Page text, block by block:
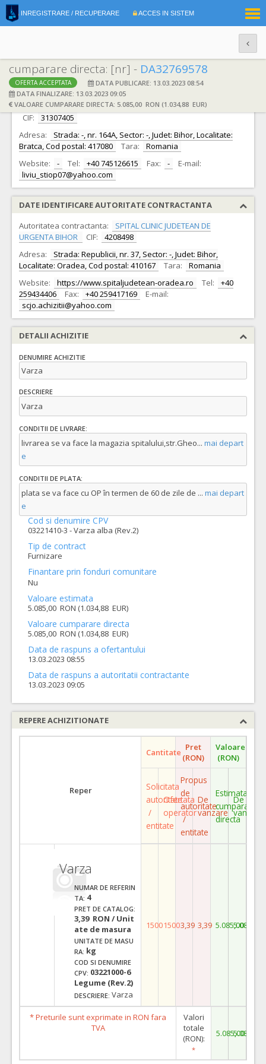
INREGISTRARE / RECUPERARE ACCES IN SISTEM
cumparare directa: [nr] - DA32769578
OFERTA ACCEPTATA
DATA PUBLICARE: 13.03.2023 08:54
DATA FINALIZARE: 13.03.2023 09:05
VALOARE CUMPARARE DIRECTA: 5.085,00 RON (1.034,88 EUR)
DATE IDENTIFICARE OFERTANT
Ofertant: STIOP LIVIU CRISTIN INTREPRINDERE INDIVIDUALA -
CIF:
31307405
Adresa:
Strada: -, nr. 164A, Sector: -, Judet: Bihor, Localitate:
Bratca, Cod postal: 417080
Tara:
Romania
Website:
- Tel: +40 745126615 Fax: -
E-mail:
liviu_stiop07@yahoo.com
DATE IDENTIFICARE AUTORITATE CONTRACTANTA
Autoritatea contractanta:
SPITAL CLINIC JUDETEAN DE
URGENTA BIHOR
CIF:
4208498
Adresa:
Strada: Republicii, nr. 37, Sector: -, Judet: Bihor,
Localitate: Oradea, Cod postal: 410167
Tara:
Romania
Website:
https://www.spitaljudetean-oradea.ro Tel:
+40
259434406
Fax: +40 259417169
E-mail:
scjo.achizitii@yahoo.com
DETALII ACHIZITIE
DENUMIRE ACHIZITIE
Varza
DESCRIERE
Varza
CONDITII DE LIVRARE:
livrarea se va face la magazia spitalului,str.Gheo... mai depart
e
CONDITII DE PLATA:
plata se va face cu OP în termen de 60 de zile de ... mai depart
e
Cod si denumire CPV
03221410-3 - Varza alba (Rev.2)
Tip de contract
Furnizare
Finantare prin fonduri comunitare
Nu
Valoare estimata
5.085,00 RON (1.034,88 EUR)
Valoare cumparare directa
5.085,00 RON (1.034,88 EUR)
Data de raspuns a ofertantului
13.03.2023 08:55
Data de raspuns a autoritatii contractante
13.03.2023 09:05
REPERE ACHIZITIONATE
Reper
Cantitate Pret
(RON)
Valoare
(RON)
Solicitata
autoritate
/
entitate
Ofertata
operator
Propus
de
autoritate
/
entitate
De
vanzare
Estimata
cumparare
directa
De
vanzare
Varza
NUMAR DE REFERIN
TA: 4
PRET DE CATALOG:
3,39 RON / Unit
ate de masura
UNITATE DE MASU
RA: kg
COD SI DENUMIRE
CPV: 03221000-6
Legume (Rev.2)
DESCRIERE: Varza
150015003,39 3,39 5.085,005.085,00
* Preturile sunt exprimate in RON fara
TVA
Valori
totale
(RON):
*
5.085,005.085,00